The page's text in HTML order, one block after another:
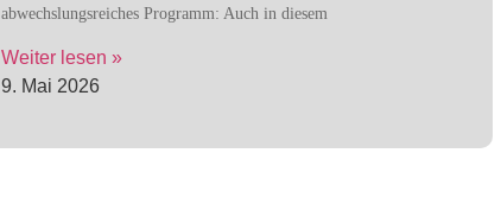
abwechslungsreiches Programm: Auch in diesem
Weiter lesen »
9. Mai 2026